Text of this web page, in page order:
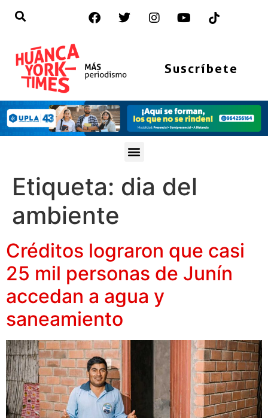
Suscríbete
Etiqueta: dia del
ambiente
Créditos lograron que casi
25 mil personas de Junín
accedan a agua y
saneamiento